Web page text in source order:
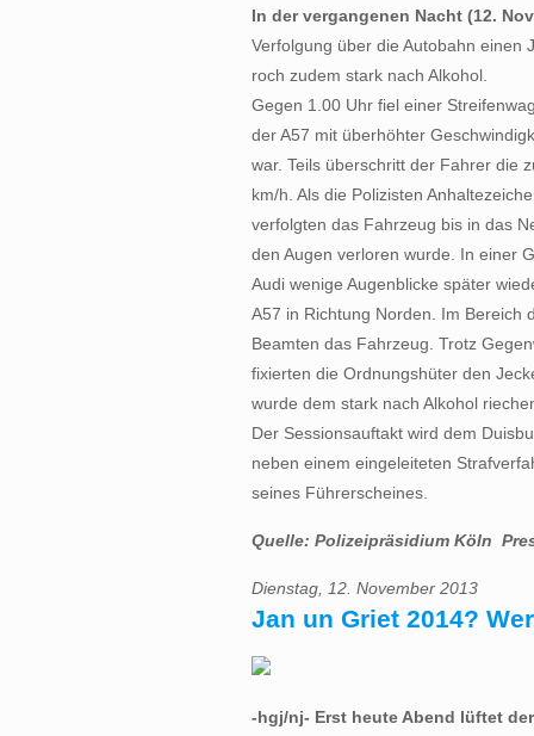
In der vergangenen Nacht (12.
Verfolgung über die Autobahn einen
roch zudem stark nach Alkohol.
Gegen 1.00 Uhr fiel einer
der A57 mit überhöhter
war. Teils überschritt der Fahrer die
km/h. Als die Polizisten
verfolgten das Fahrzeug bis in das
den Augen verloren wurde. In einer
Audi wenige Augenblicke später
A57 in Richtung Norden. Im Bereich
Beamten das Fahrzeug. Trotz
fixierten die Ordnungshüter den
wurde dem stark nach Alkohol
Der Sessionsauftakt wird dem
neben einem eingeleiteten
seines Führerscheines.
Quelle: Polizeipräsidium Köln 
Dienstag, 12. November 2013
Jan un Griet 2014?
-hgj/nj- Erst heute Abend lüftet der